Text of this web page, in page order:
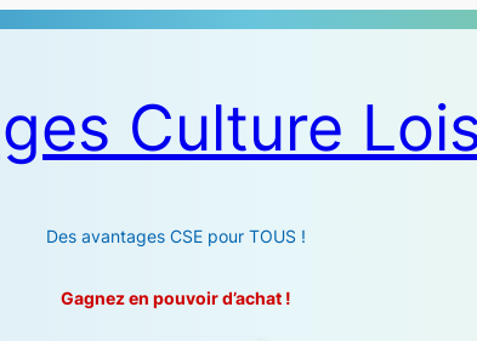
Culture
Des avantages CSE pour TOUS !
Gagnez en pouvoir d’achat !